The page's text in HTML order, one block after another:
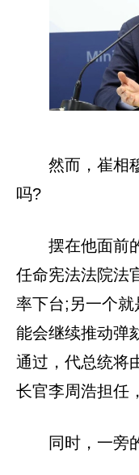
然而，崔相
吗?
摆在他面前
任命宪法法院法
率下台;另一个
能会继续推动弹
通过，代总统将
长官李周浩担任
同时，一旁